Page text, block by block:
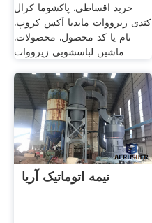
خرید اقساطی. پاکشوما کرال
کندی زیرووات مایدیا آکس کروپ.
نام یا کد محصول. محصولات.
ماشین لباسشویی زیرووات
نیمه اتوماتیک آریا